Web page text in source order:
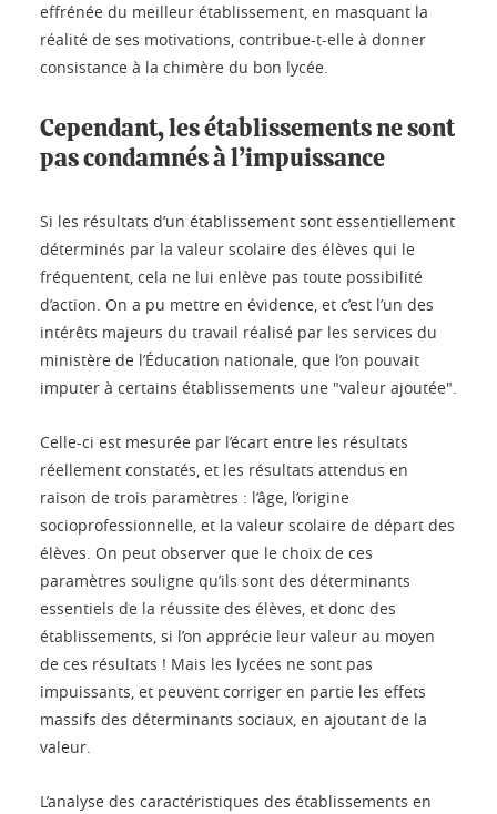
effrénée du meilleur établissement, en masquant la
réalité de ses motivations, contribue-t-elle à donner
consistance à la chimère du bon lycée.
Cependant, les établissements ne sont
pas condamnés à l’impuissance
Si les résultats d’un établissement sont essentiellement
déterminés par la valeur scolaire des élèves qui le
fréquentent, cela ne lui enlève pas toute possibilité
d’action. On a pu mettre en évidence, et c’est l’un des
intérêts majeurs du travail réalisé par les services du
ministère de l’Éducation nationale, que l’on pouvait
imputer à certains établissements une "valeur ajoutée".
Celle-ci est mesurée par l’écart entre les résultats
réellement constatés, et les résultats attendus en
raison de trois paramètres : l’âge, l’origine
socioprofessionnelle, et la valeur scolaire de départ des
élèves. On peut observer que le choix de ces
paramètres souligne qu’ils sont des déterminants
essentiels de la réussite des élèves, et donc des
établissements, si l’on apprécie leur valeur au moyen
de ces résultats ! Mais les lycées ne sont pas
impuissants, et peuvent corriger en partie les effets
massifs des déterminants sociaux, en ajoutant de la
valeur.
L’analyse des caractéristiques des établissements en